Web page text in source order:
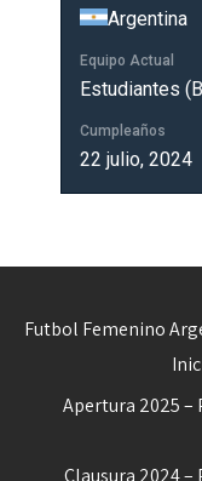
Argentina
Equipo Actual
Estudiantes
Cumpleaños
22 julio, 2024
Futbol Femenino
Apertura 2025
Clausura 2024